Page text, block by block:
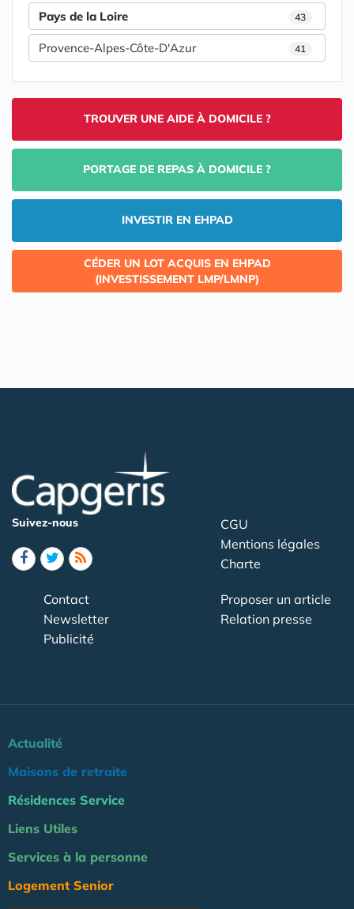
Pays de la Loire 43
Provence-Alpes-Côte-D'Azur 41
TROUVER UNE AIDE À DOMICILE ?
PORTAGE DE REPAS À DOMICILE ?
INVESTIR EN EHPAD
CÉDER UN LOT ACQUIS EN EHPAD
(INVESTISSEMENT LMP/LMNP)
Suivez-nous
CGU
Mentions légales
Charte
Contact
Newsletter
Publicité
Proposer un article
Relation presse
Actualité
Maisons de retraite
Résidences Service
Liens Utiles
Services à la personne
Logement Senior